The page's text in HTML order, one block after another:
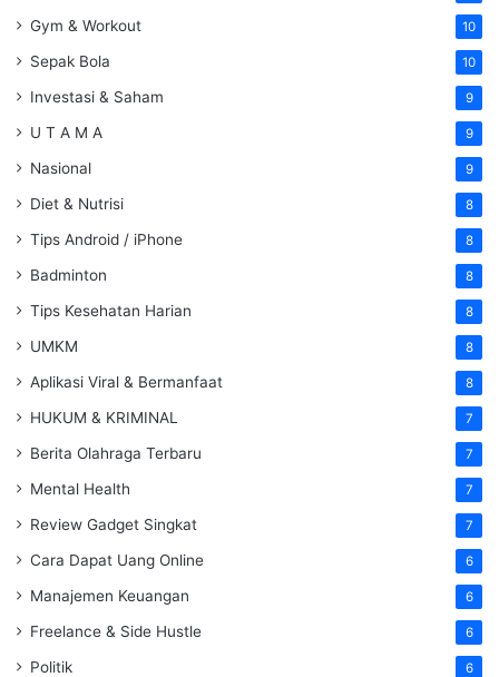
Gym & Workout 10
Sepak Bola 10
Investasi & Saham 9
U T A M A 9
Nasional 9
Diet & Nutrisi 8
Tips Android / iPhone 8
Badminton 8
Tips Kesehatan Harian 8
UMKM 8
Aplikasi Viral & Bermanfaat 8
HUKUM & KRIMINAL 7
Berita Olahraga Terbaru 7
Mental Health 7
Review Gadget Singkat 7
Cara Dapat Uang Online 6
Manajemen Keuangan 6
Freelance & Side Hustle 6
Politik 6